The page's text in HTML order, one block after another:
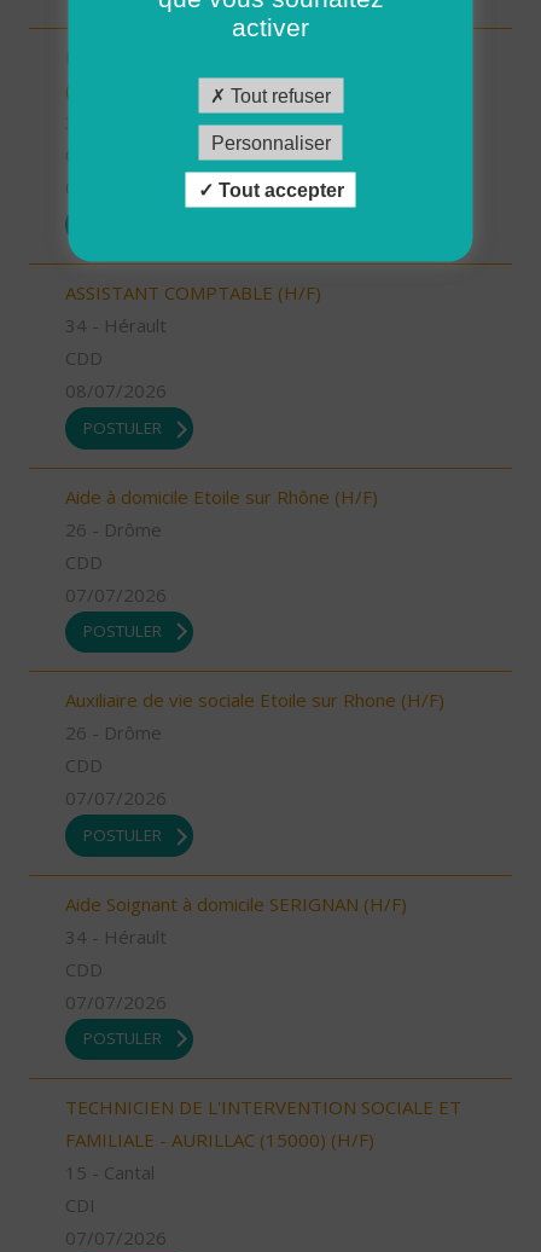
INTERVENANT.E A DOMICILE - VAL D'ANAST
(H/F)
35 - Ille-et-Vilaine
ASSISTANT COMPTABLE (H/F)
34 - Hérault
CDD
08/07/2026
POSTULER
Aide à domicile Etoile sur Rhône (H/F)
26 - Drôme
CDD
07/07/2026
POSTULER
Auxiliaire de vie sociale Etoile sur Rhone (H/F)
26 - Drôme
CDD
07/07/2026
POSTULER
Aide Soignant à domicile SERIGNAN (H/F)
34 - Hérault
CDD
07/07/2026
POSTULER
TECHNICIEN DE L'INTERVENTION SOCIALE ET
FAMILIALE - AURILLAC (15000) (H/F)
15 - Cantal
CDI
07/07/2026
activer
Tout refuser
Personnaliser
Tout accepter